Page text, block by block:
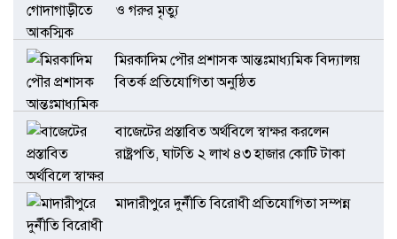
ও গরুর মৃত্যু
মিরকাদিম পৌর প্রশাসক আন্তঃমাধ্যমিক বিদ্যালয়
বিতর্ক প্রতিযোগিতা অনুষ্ঠিত
বাজেটের প্রস্তাবিত অর্থবিলে স্বাক্ষর করলেন
রাষ্ট্রপতি, ঘাটতি ২ লাখ ৪৩ হাজার কোটি টাকা
মাদারীপুরে দুর্নীতি বিরোধী প্রতিযোগিতা সম্পন্ন